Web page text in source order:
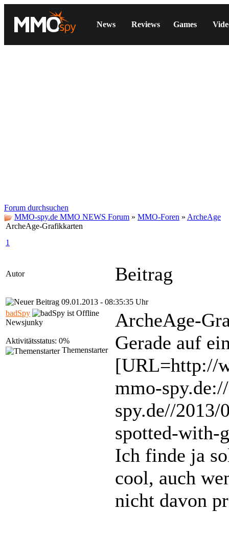
News Reviews Games
Forum durchsuchen
MMO-spy.de MMO NEWS Forum » MMO-Foren » ArcheAge
ArcheAge-Grafikkarten
1
Autor Beitrag
09.01.2013 - 08:35:35 Uhr
badSpy
Newsjunky
Aktivitätsstatus: 0%
Themenstarter
ArcheAge-
Gerade auf
[URL=http://
mmo-
spy.de//2013/
spotted-with-
Ich finde ja
cool, auch
nicht davon